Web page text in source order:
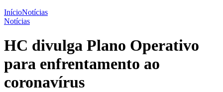
InícioNotícias
Notícias
HC divulga Plano Operativo
para enfrentamento ao
coronavírus